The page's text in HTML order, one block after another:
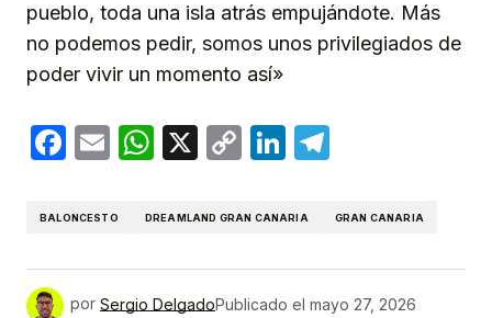
pueblo, toda una isla atrás empujándote. Más
no podemos pedir, somos unos privilegiados de
poder vivir un momento así»
Facebook
EmailWhatsApp
X
CopyLinkedIn
BALONCESTO DREAMLAND GRAN CANARIA GRAN CANARIA
por Sergio DelgadoPublicado el mayo 27, 2026